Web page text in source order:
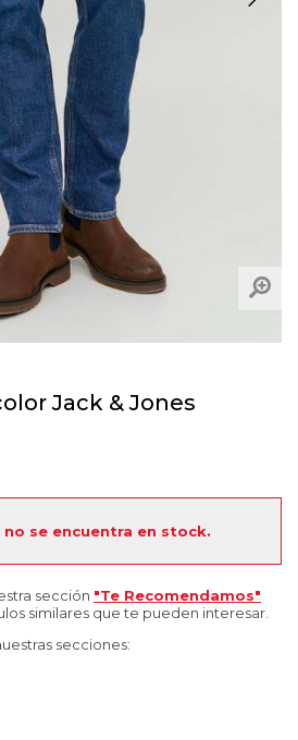
Jack & Jones
se encuentra en stock.
sección "Te Recomendamos"
similares que te pueden interesar.
secciones: